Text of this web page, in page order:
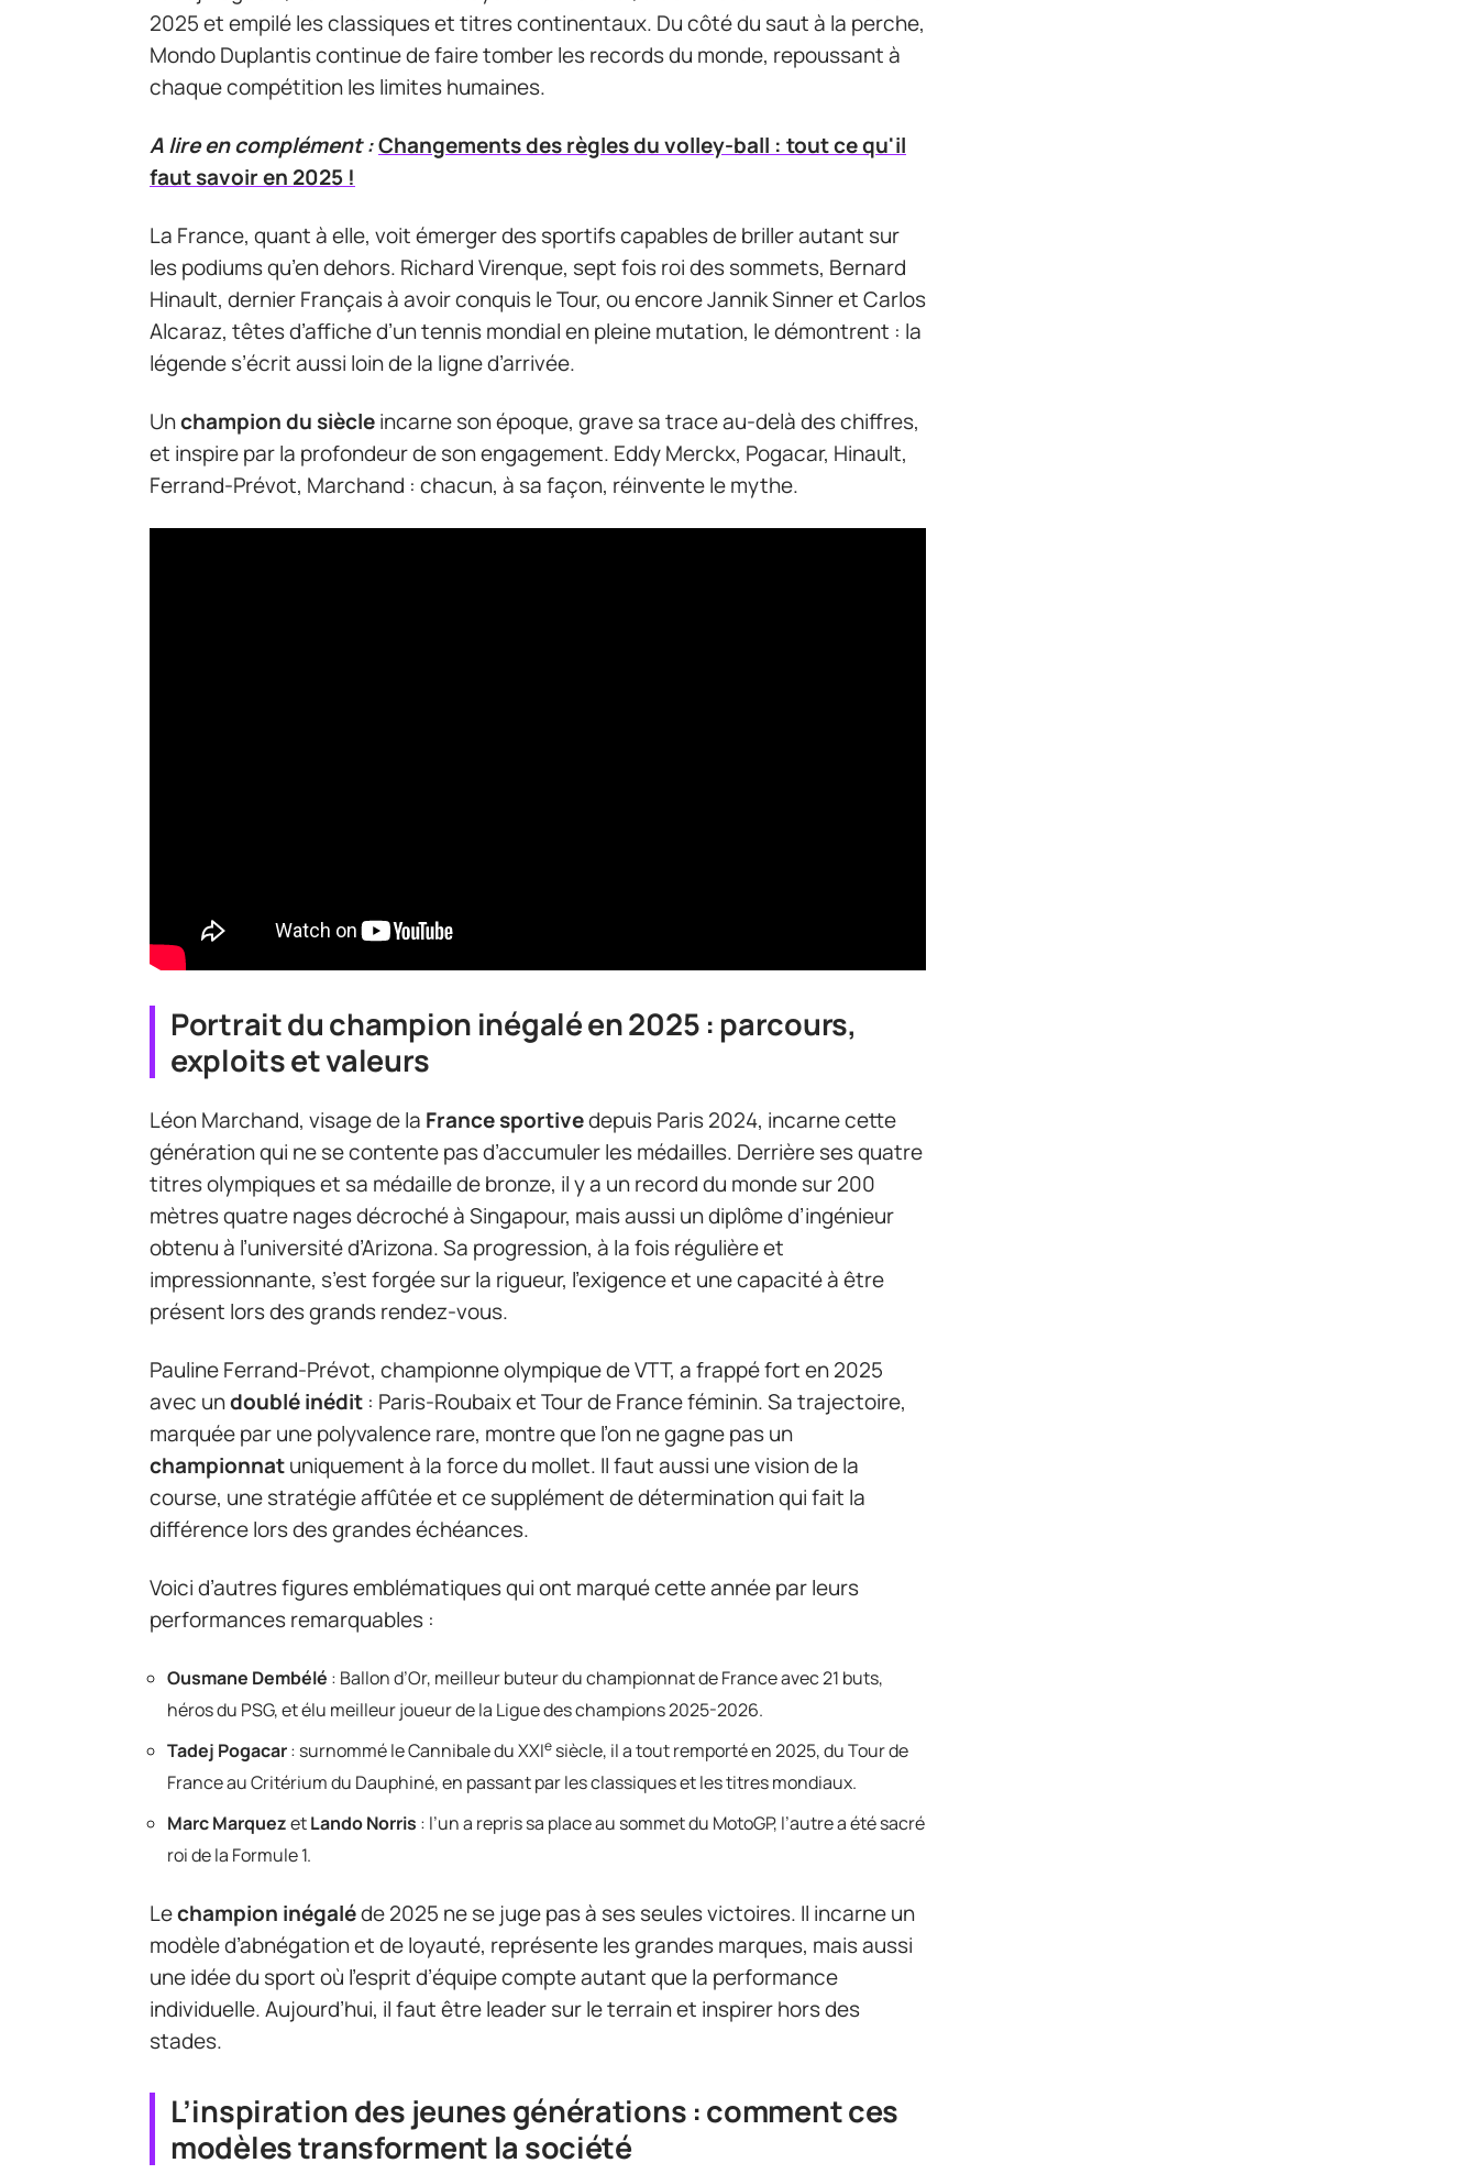
2025 et empilé les classiques et titres continentaux. Du côté du saut à la perche,
Mondo Duplantis continue de faire tomber les records du monde, repoussant à
chaque compétition les limites humaines.
A lire en complément :Changements des règles du volley-ball : tout ce qu'il
faut savoir en 2025 !
La France, quant à elle, voit émerger des sportifs capables de briller autant sur
les podiums qu’en dehors. Richard Virenque, sept fois roi des sommets, Bernard
Hinault, dernier Français à avoir conquis le Tour, ou encore Jannik Sinner et Carlos
Alcaraz, têtes d’affiche d’un tennis mondial en pleine mutation, le démontrent : la
légende s’écrit aussi loin de la ligne d’arrivée.
Unchampion du siècleincarne son époque, grave sa trace au-delà des chiffres,
et inspire par la profondeur de son engagement. Eddy Merckx, Pogacar, Hinault,
Ferrand-Prévot, Marchand : chacun, à sa façon, réinvente le mythe.
Portrait du champion inégalé en 2025 : parcours,
exploits et valeurs
Léon Marchand, visage de la France sportivedepuis Paris 2024, incarne cette
génération qui ne se contente pas d’accumuler les médailles. Derrière ses quatre
titres olympiques et sa médaille de bronze, il y a un record du monde sur 200
mètres quatre nages décroché à Singapour, mais aussi un diplôme d’ingénieur
obtenu à l’université d’Arizona. Sa progression, à la fois régulière et
impressionnante, s’est forgée sur la rigueur, l’exigence et une capacité à être
présent lors des grands rendez-vous.
Pauline Ferrand-Prévot, championne olympique de VTT, a frappé fort en 2025
avec undoublé inédit : Paris-Roubaix et Tour de France féminin. Sa trajectoire,
marquée par une polyvalence rare, montre que l’on ne gagne pas un
championnatuniquement à la force du mollet. Il faut aussi une vision de la
course, une stratégie affûtée et ce supplément de détermination qui fait la
différence lors des grandes échéances.
Voici d’autres figures emblématiques qui ont marqué cette année par leurs
performances remarquables :
Ousmane Dembélé : Ballon d’Or, meilleur buteur du championnat de France avec 21 buts,
héros du PSG, et élu meilleur joueur de la Ligue des champions 2025-2026.
Tadej Pogacar: surnommé le Cannibale du XXIe siècle, il a tout remporté en 2025, du Tour de
France au Critérium du Dauphiné, en passant par les classiques et les titres mondiaux.
Marc MarquezetLando Norris : l’un a repris sa place au sommet du MotoGP, l’autre a été sacré
roi de la Formule 1.
Lechampion inégaléde 2025 ne se juge pas à ses seules victoires. Il incarne un
modèle d’abnégation et de loyauté, représente les grandes marques, mais aussi
une idée du sport où l’esprit d’équipe compte autant que la performance
individuelle. Aujourd’hui, il faut être leader sur le terrain et inspirer hors des
stades.
L’inspiration des jeunes générations : comment ces
modèles transforment la société